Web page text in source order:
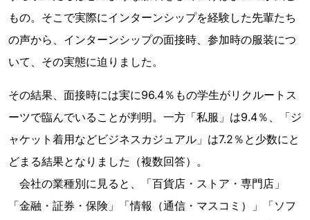
もの。そこで実際にインターンシップを経験した先輩たち
の声から、インターンシップの面接時、参加時の服装につ
いて、その実態に迫りました。
その結果、面接時には実に96.4％もの学生がリクルートス
ーツで臨んでいることが判明。一方「私服」は9.4％、「ジ
ャケット着用などビジネスカジュアル」は7.2％と少数にと
どまる結果となりました（複数回答）。
会社の業種別に見ると、「百貨店・ストア・専門店」
「金融・証券・保険」「情報（通信・マスコミ）」「ソフ